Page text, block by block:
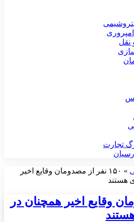
تجارت
»
۱۵۰ نفر از مصدومان وقایع اخیر
هستند
وقایع اخیر همچنان در